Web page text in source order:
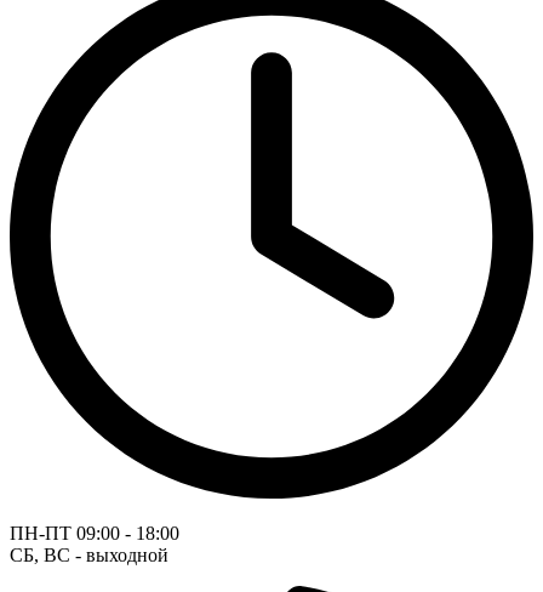
ПН-ПТ 09:00 - 18:00
СБ, ВС - выходной